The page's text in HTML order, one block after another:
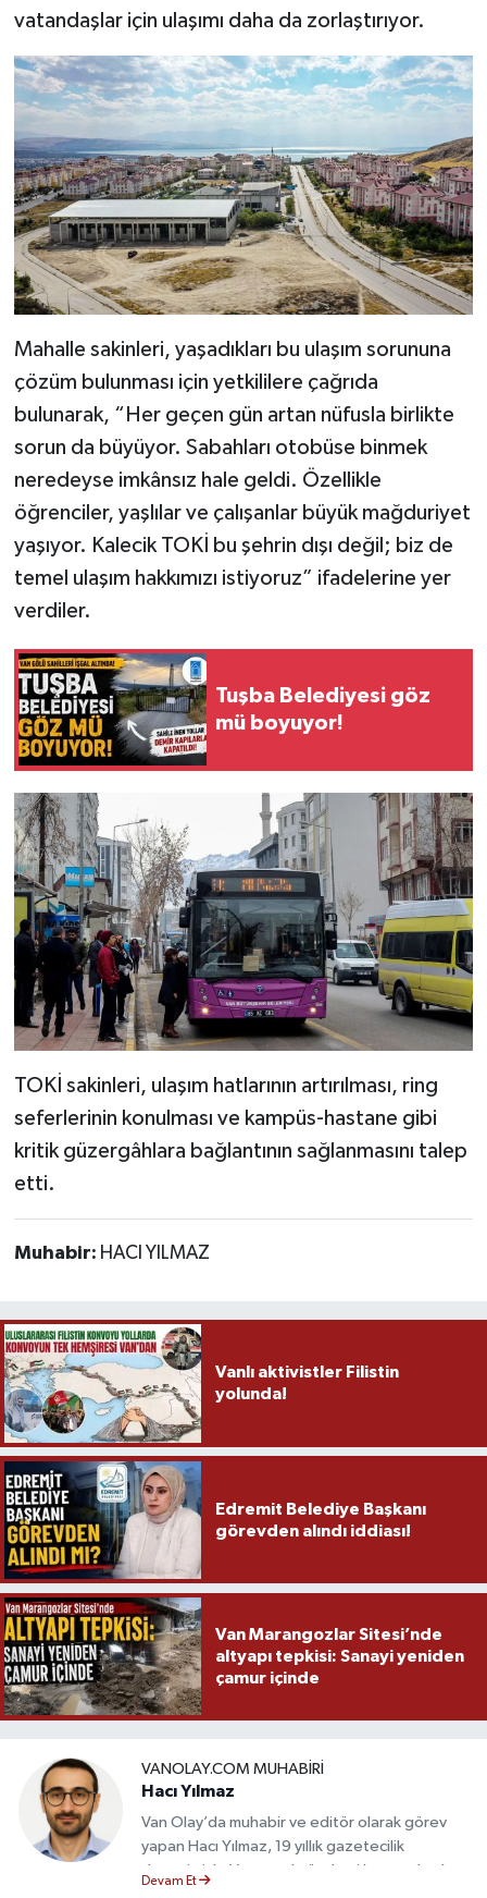
vatandaşlar için ulaşımı daha da zorlaştırıyor.
Mahalle sakinleri, yaşadıkları bu ulaşım sorununa
çözüm bulunması için yetkililere çağrıda
bulunarak, “Her geçen gün artan nüfusla birlikte
sorun da büyüyor. Sabahları otobüse binmek
neredeyse imkânsız hale geldi. Özellikle
öğrenciler, yaşlılar ve çalışanlar büyük mağduriyet
yaşıyor. Kalecik TOKİ bu şehrin dışı değil; biz de
temel ulaşım hakkımızı istiyoruz” ifadelerine yer
verdiler.
Tuşba Belediyesi göz
mü boyuyor!
TOKİ sakinleri, ulaşım hatlarının artırılması, ring
seferlerinin konulması ve kampüs-hastane gibi
kritik güzergâhlara bağlantının sağlanmasını talep
etti.
Muhabir: HACI YILMAZ
Vanlı aktivistler Filistin
yolunda!
Edremit Belediye Başkanı
görevden alındı iddiası!
Van Marangozlar Sitesi’nde
altyapı tepkisi: Sanayi yeniden
çamur içinde
VANOLAY.COM MUHABIRI
Hacı Yılmaz
Van Olay’da muhabir ve editör olarak görev
yapan Hacı Yılmaz, 19 yıllık gazetecilik
deneyimiyle Van yerel gündemi başta olmak
Devam Et